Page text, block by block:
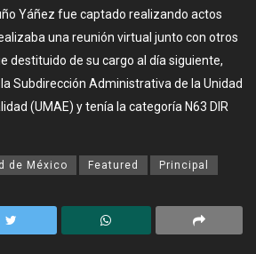
Yáñez fue captado realizando actos
una reunión virtual junto con otros
destituido de su cargo al día siguiente,
Subdirección Administrativa de la Unidad
(UMAE) y tenía la categoría N63 DIR
de México Featured Principal